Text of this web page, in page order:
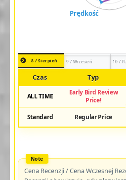
8 / Sierpień 9 / Wrzesień 10 /
Czas Typ
ALL TIME
Early Bird Review
Price!
Standard Regular Price
Cena Recenzji / Cena Wczesnej